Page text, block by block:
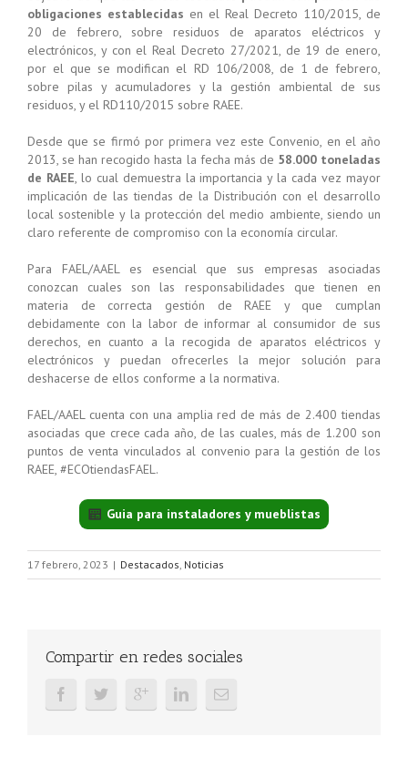
obligaciones establecidas en el Real Decreto 110/2015, de
20 de febrero, sobre residuos de aparatos eléctricos y
electrónicos, y con el Real Decreto 27/2021, de 19 de enero,
por el que se modifican el RD 106/2008, de 1 de febrero,
sobre pilas y acumuladores y la gestión ambiental de sus
residuos, y el RD110/2015 sobre RAEE.
Desde que se firmó por primera vez este Convenio, en el año
2013, se han recogido hasta la fecha más de 58.000 toneladas
de RAEE, lo cual demuestra la importancia y la cada vez mayor
implicación de las tiendas de la Distribución con el desarrollo
local sostenible y la protección del medio ambiente, siendo un
claro referente de compromiso con la economía circular.
Para FAEL/AAEL es esencial que sus empresas asociadas
conozcan cuales son las responsabilidades que tienen en
materia de correcta gestión de RAEE y que cumplan
debidamente con la labor de informar al consumidor de sus
derechos, en cuanto a la recogida de aparatos eléctricos y
electrónicos y puedan ofrecerles la mejor solución para
deshacerse de ellos conforme a la normativa.
FAEL/AAEL cuenta con una amplia red de más de 2.400 tiendas
asociadas que crece cada año, de las cuales, más de 1.200 son
puntos de venta vinculados al convenio para la gestión de los
RAEE, #ECOtiendasFAEL.
Guia para instaladores y mueblistas
17 febrero, 2023 | Destacados, Noticias
Compartir en redes sociales